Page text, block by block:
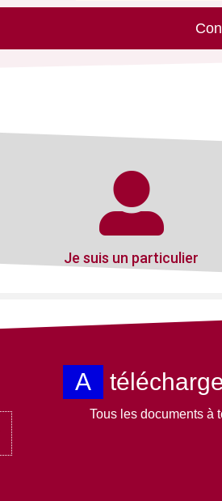
Je suis un particulier
A
Tous les documents à